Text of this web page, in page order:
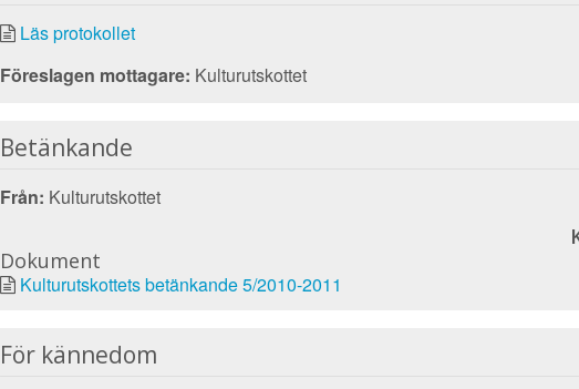
Läs protokollet
Föreslagen mottagare: Kulturutskottet
Betänkande
Från: Kulturutskottet
Dokument
Kulturutskottets betänkande 5/2010-2011
För kännedom